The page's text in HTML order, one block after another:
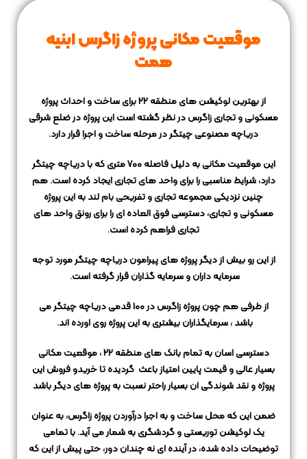
موقعیت مکانی پروژه زاگرس ابنیه
همت
از بهترین لوکیشن های منطقه 22 برای ساخت و احداث پروژه
مسکونی و تجاری زاگرس در نظر گشته استاین پروژه در ضلع شرقی
دریاچه مصنوعی چیتگر در مرحله ساخت و اجرا قرار دارد.
این موقعیت مکانی به دلیل فاصله 700 متری که با دریاچه چیتگر
دارد، شرایط مناسبی را برای واحد های تجاری ایجاد کرده است.هم
چنین نزدیکی مجموعه تجاری و تفریحی بام لند به این پروژه
مسکونی و تجاری،دسترسی فوق العاده ای را برای رونق واحد های
تجاری فراهم کرده است.
از این رو بیش از دیگر پروژه های پیرامون دریاچه چیتگر مورد توجه
سرمایه داران و سرمایه گذاران قرار گرفته است.
از طرفی هم چون پروژه زاگرس در 100 قدمی دریاچه چیتگر می
باشد ، سرمایگذاران بیشتری به این پروژه روی اورده اند.
دسترسی اسان به تمام بانک های منطقه 22 ، موقعیت مکانی
بسیار عالی و قیمت پایین امتیاز باعث گردیده تا خریدو فروش این
پروژه و نقد شوندگی ان بسیار راحتر نسبت به پروژه های دیگر باشد
ضمن این که محل ساخت و به اجرا درآوردن پروژه زاگرس، به عنوان
یک لوکیشن توریستی و گردشگری به شمار می آید.با تمامی
توضیحات داده شده، در آینده ای نه چندان دور، حتی پیش از این که